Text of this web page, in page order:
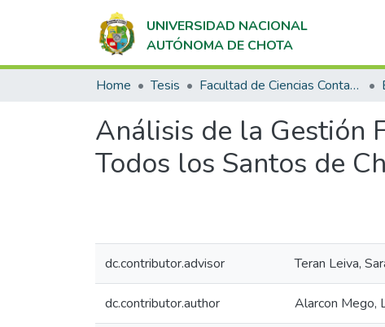
UNIVERSIDAD NACIONAL
AUTÓNOMA DE CHOTA
Home Tesis Facultad de Ciencias Contables y Empresariales
Análisis de la Gestión
Todos los Santos de
dc.contributor.advisor Teran Leiva,
dc.contributor.author Alarcon Mego,